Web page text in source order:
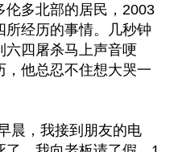
伦多北部的居民，2003
经历的事情。几秒钟
六四屠杀马上声音哽
他总忍不住想大哭一
晨，我接到朋友的电